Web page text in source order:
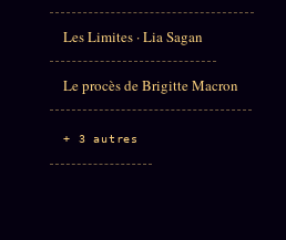
Les Limites · Lia Sagan
Le procès de Brigitte Macron
+ 3 autres